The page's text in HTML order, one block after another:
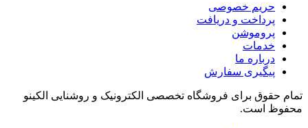
حریم خصوصی
پرداخت و دریافت
پروموشن
خدمات
درباره ما
پیگیری سفارش
تمام حقوق برای فروشگاه تخصصی الکترونیک و روشنایی الکینو
محفوظ است.